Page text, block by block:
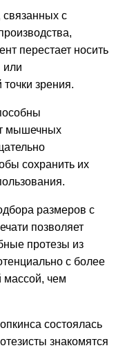
с
перестает носить
или
точки зрения.
мышечных
сохранить их
размеров с
позволяет
протезы из
с более
массой, чем
состоялась
знакомятся